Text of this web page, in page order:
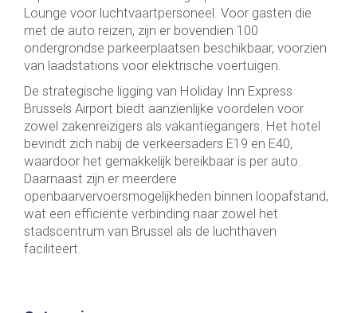
Lounge voor luchtvaartpersoneel. Voor gasten die
met de auto reizen, zijn er bovendien 100
ondergrondse parkeerplaatsen beschikbaar, voorzien
van laadstations voor elektrische voertuigen.
De strategische ligging van Holiday Inn Express
Brussels Airport biedt aanzienlijke voordelen voor
zowel zakenreizigers als vakantiegangers. Het hotel
bevindt zich nabij de verkeersaders E19 en E40,
waardoor het gemakkelijk bereikbaar is per auto.
Daarnaast zijn er meerdere
openbaarvervoersmogelijkheden binnen loopafstand,
wat een efficiënte verbinding naar zowel het
stadscentrum van Brussel als de luchthaven
faciliteert.